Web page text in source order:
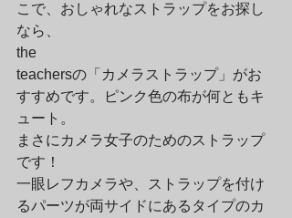
こで、おしゃれなストラップをお探し
なら、
the
teachersの「カメラストラップ」がお
すすめです。ピンク色の布が何ともキ
ュート。
まさにカメラ女子のためのストラップ
です！
一眼レフカメラや、ストラップを付け
るパーツが両サイドにあるタイプのカ